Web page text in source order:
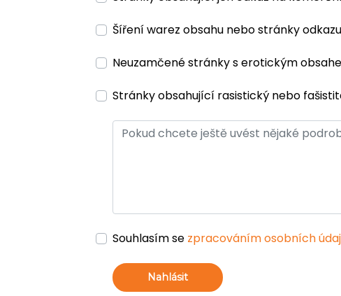
Šíření warez obsahu nebo stránky
Neuzamčené stránky s erotickým
Stránky obsahující rasistický nebo
Souhlasím se zpracováním osobních
Nahlásit